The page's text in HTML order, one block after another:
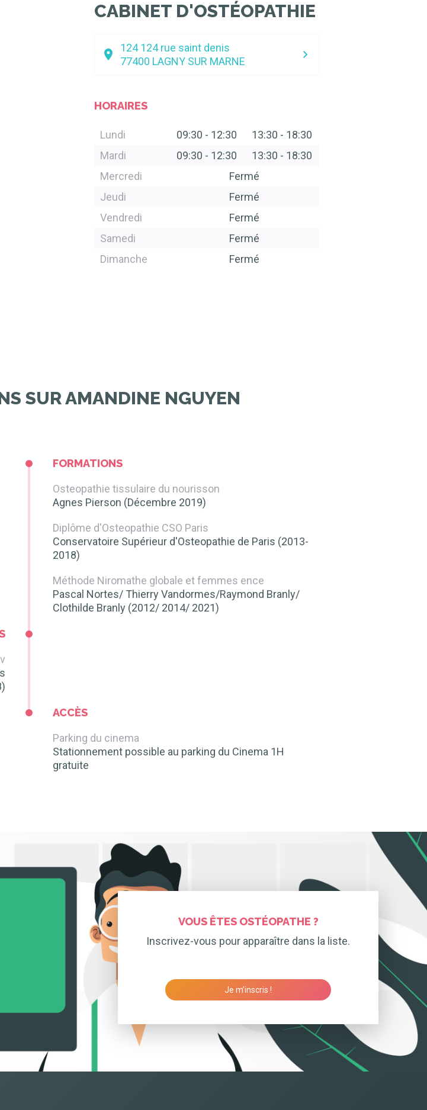
CABINET D'OSTÉOPATHIE
124 124 rue saint denis
77400 LAGNY SUR MARNE
HORAIRES
Lundi 09:30 - 12:30 13:30 - 18:30
Mardi
09:30 - 12:30 13:30 - 18:30
Mercredi
Fermé
Jeudi
Fermé
Vendredi
Fermé
Samedi
Fermé
Dimanche
Fermé
SUR AMANDINE NGUYEN
FORMATIONS
Osteopathie tissulaire du nourisson
Agnes Pierson (Décembre 2019)
Diplôme d'Osteopathie CSO Paris
Conservatoire Supérieur d'Osteopathie de Paris (2013-
2018)
Méthode Niromathe globale et femmes ence
Pascal Nortes/ Thierry Vandormes/Raymond Branly/
Clothilde Branly (2012/ 2014/ 2021)
ACCÈS
Parking du cinema
Stationnement possible au parking du Cinema 1H
gratuite
VOUS ÊTES OSTÉOPATHE ?
Inscrivez-vous pour apparaître dans la liste.
Je m’inscris !